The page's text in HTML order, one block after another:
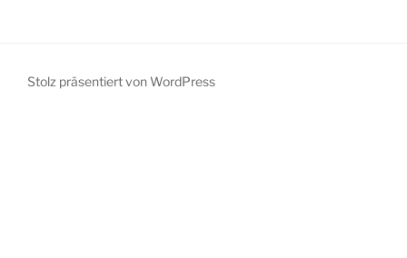
Stolz präsentiert von WordPress